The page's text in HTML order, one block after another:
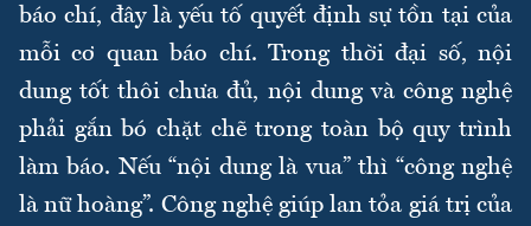
báo chí, đây là yếu tố quyết định sự tồn tại của
mỗi cơ quan báo chí. Trong thời đại số, nội
dung tốt thôi chưa đủ, nội dung và công nghệ
phải gắn bó chặt chẽ trong toàn bộ quy trình
làm báo. Nếu “nội dung là vua” thì “công nghệ
là nữ hoàng”. Công nghệ giúp lan tỏa giá trị của